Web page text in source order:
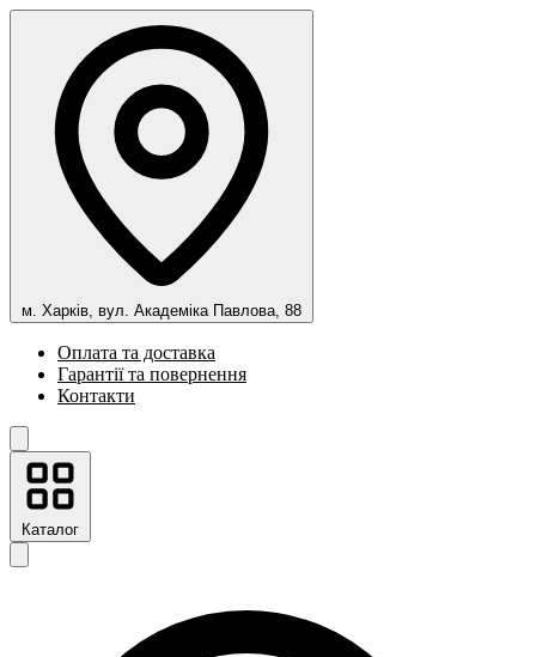
м. Харків, вул. Академіка Павлова, 88
Оплата та доставка
Гарантії та повернення
Контакти
Каталог